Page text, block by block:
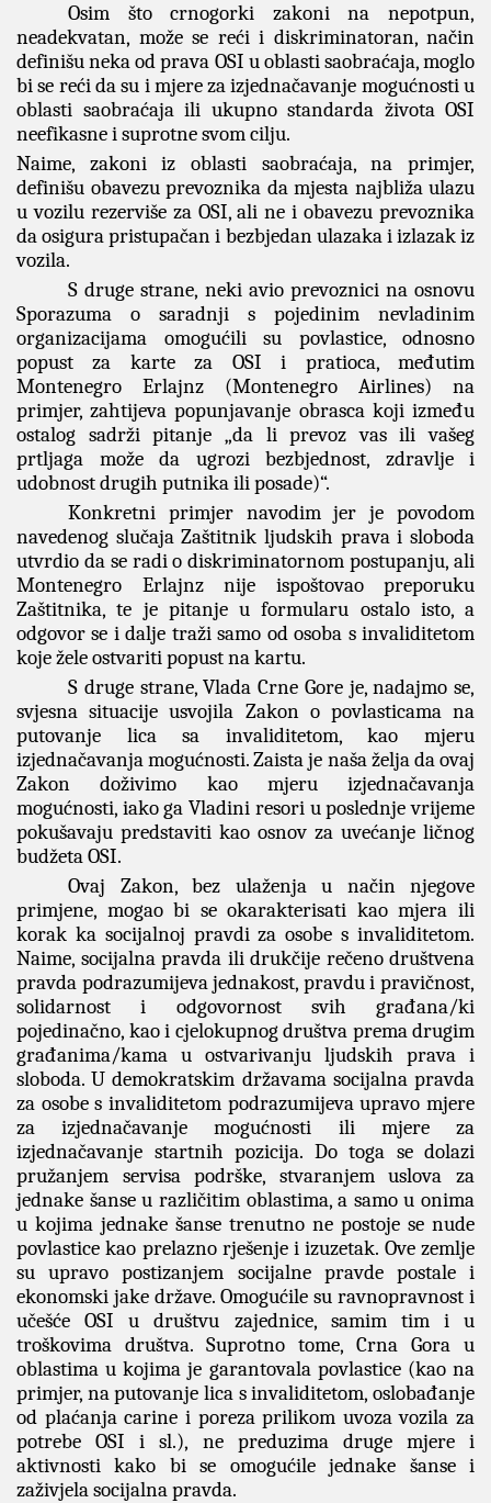
Osim što crnogorki zakoni na nepotpun,
neadekvatan, može se reći i diskriminatoran, način
definišu neka od prava OSI u oblasti saobraćaja, moglo
bi se reći da su i mjere za izjednačavanje mogućnosti u
oblasti saobraćaja ili ukupno standarda života OSI
neefikasne i suprotne svom cilju.
Naime, zakoni iz oblasti saobraćaja, na primjer,
definišu obavezu prevoznika da mjesta najbliža ulazu
u vozilu rezerviše za OSI, ali ne i obavezu prevoznika
da osigura pristupačan i bezbjedan ulazaka i izlazak iz
vozila.
S druge strane, neki avio prevoznici na osnovu
Sporazuma o saradnji s pojedinim nevladinim
organizacijama omogućili su povlastice, odnosno
popust za karte za OSI i pratioca, međutim
Montenegro Erlajnz (Montenegro Airlines) na
primjer, zahtijeva popunjavanje obrasca koji između
ostalog sadrži pitanje „da li prevoz vas ili vašeg
prtljaga može da ugrozi bezbjednost, zdravlje i
udobnost drugih putnika ili posade)“.
Konkretni primjer navodim jer je povodom
navedenog slučaja Zaštitnik ljudskih prava i sloboda
utvrdio da se radi o diskriminatornom postupanju, ali
Montenegro Erlajnz nije ispoštovao preporuku
Zaštitnika, te je pitanje u formularu ostalo isto, a
odgovor se i dalje traži samo od osoba s invaliditetom
koje žele ostvariti popust na kartu.
S druge strane, Vlada Crne Gore je, nadajmo se,
svjesna situacije usvojila Zakon o povlasticama na
putovanje lica sa invaliditetom, kao mjeru
izjednačavanja mogućnosti. Zaista je naša želja da ovaj
Zakon doživimo kao mjeru izjednačavanja
mogućnosti, iako ga Vladini resori u poslednje vrijeme
pokušavaju predstaviti kao osnov za uvećanje ličnog
budžeta OSI.
Ovaj Zakon, bez ulaženja u način njegove
primjene, mogao bi se okarakterisati kao mjera ili
korak ka socijalnoj pravdi za osobe s invaliditetom.
Naime, socijalna pravda ili drukčije rečeno društvena
pravda podrazumijeva jednakost, pravdu i pravičnost,
solidarnost i odgovornost svih građana/ki
pojedinačno, kao i cjelokupnog društva prema drugim
građanima/kama u ostvarivanju ljudskih prava i
sloboda. U demokratskim državama socijalna pravda
za osobe s invaliditetom podrazumijeva upravo mjere
za izjednačavanje mogućnosti ili mjere za
izjednačavanje startnih pozicija. Do toga se dolazi
pružanjem servisa podrške, stvaranjem uslova za
jednake šanse u različitim oblastima, a samo u onima
u kojima jednake šanse trenutno ne postoje se nude
povlastice kao prelazno rješenje i izuzetak. Ove zemlje
su upravo postizanjem socijalne pravde postale i
ekonomski jake države. Omogućile su ravnopravnost i
učešće OSI u društvu zajednice, samim tim i u
troškovima društva. Suprotno tome, Crna Gora u
oblastima u kojima je garantovala povlastice (kao na
primjer, na putovanje lica s invaliditetom, oslobađanje
od plaćanja carine i poreza prilikom uvoza vozila za
potrebe OSI i sl.), ne preduzima druge mjere i
aktivnosti kako bi se omogućile jednake šanse i
zaživjela socijalna pravda.